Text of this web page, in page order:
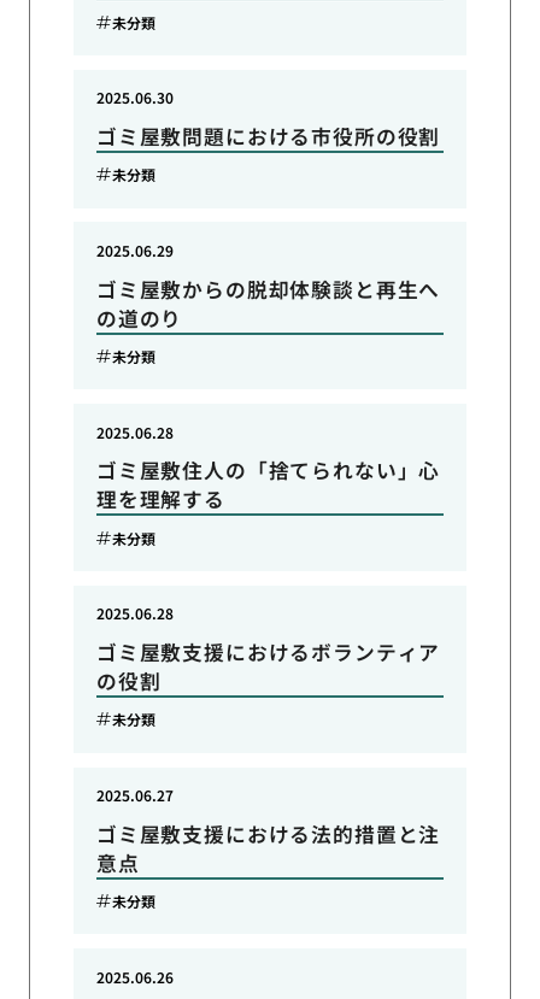
未分類
ゴミ屋敷問題における市役所の役割
2025.06.30
未分類
ゴミ屋敷からの脱却体験談と再生へ
の道のり
2025.06.29
未分類
ゴミ屋敷住人の「捨てられない」心
理を理解する
2025.06.28
未分類
ゴミ屋敷支援におけるボランティア
の役割
2025.06.28
未分類
ゴミ屋敷支援における法的措置と注
意点
2025.06.27
未分類
2025.06.26